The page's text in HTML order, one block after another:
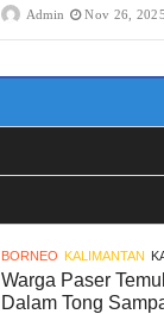
Admin Nov 26, 2025
BORNEO KALIMANTAN
Warga Paser
Dalam Tong